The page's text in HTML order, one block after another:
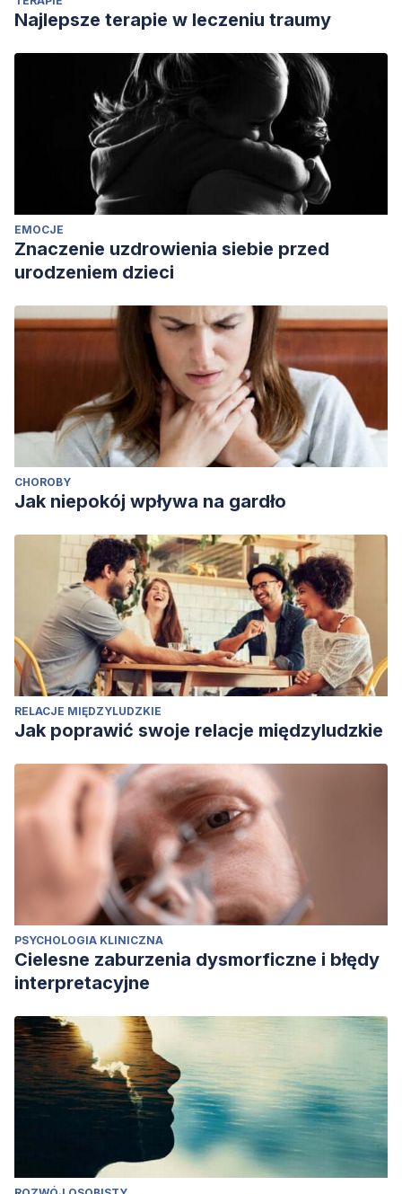
E., Prospéro García, Oscar, Méndez-Díaz, M., Brenda,
Morelos, C., Ruíz-Contreras, A. E., & Prospéro García,
Oscar. (2017). Neurobiología de las adicciones.Revista de
La Facultad de Medicina (México)
(1), 6–16.
https://www.scielo.org.mx/scielo.php?
script=sci_arttext&pid=S0026-17422017000100006
Moreno-Manso, J. M., Pozueco-Romero, J. M., García-
Baamonde, M. E., Blázquez-Alonso, M., Guerrero-Barona,
E., & Guerrero-Molina, M. (2019). Psicópatas versus
trastornos de la personalidad: Matices clínico-
conceptuales y aspectos diferenciales. Suma Psicológica
https://search.bvsalud.org/portal/resource/es/biblio-
1127605
Pintado-Alcázar, A. (2017). Análisis criminológico de la
relación tdah/delincuencia en España.Universidad de
Murcia.157–184.
https://www.torrossa.com/en/resources/an/4364523
Najlepsze terapie w leczeniu traumy
EMOCJE
Znaczenie uzdrowienia siebie przed
urodzeniem dzieci
CHOROBY
Jak niepokój wpływa na gardło
RELACJE MIĘDZYLUDZKIE
Jak poprawić swoje relacje międzyludzkie
PSYCHOLOGIA KLINICZNA
Cielesne zaburzenia dysmorficzne i błędy
interpretacyjne